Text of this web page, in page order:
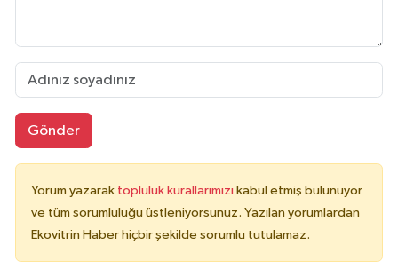
Gönder
Yorum yazarak topluluk kurallarımızı kabul etmiş bulunuyor
ve tüm sorumluluğu üstleniyorsunuz. Yazılan yorumlardan
Ekovitrin Haber hiçbir şekilde sorumlu tutulamaz.